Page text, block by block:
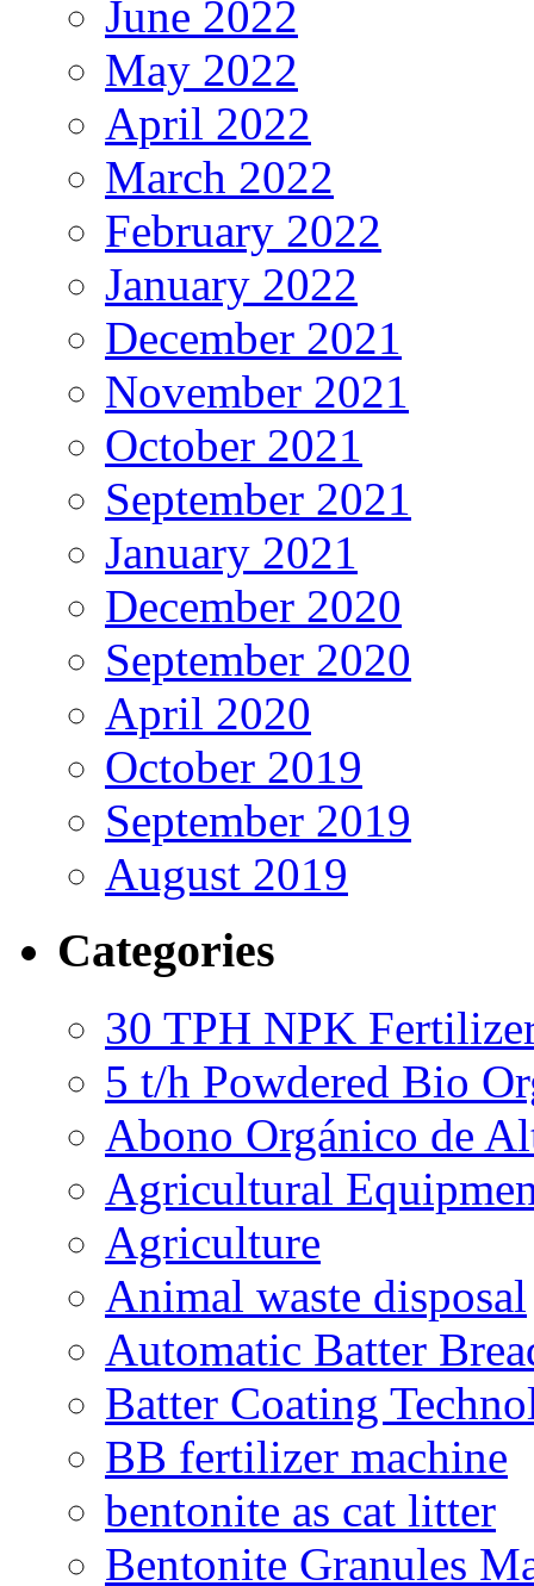
June 2022
May 2022
April 2022
March 2022
February 2022
January 2022
December 2021
November 2021
October 2021
September 2021
January 2021
December 2020
September 2020
April 2020
October 2019
September 2019
August 2019
Categories
30 TPH NPK
5 t/h Powdered Bio
Abono Orgánico de
Agricultural
Agriculture
Animal waste disposal
Automatic Batter
Batter Coating
BB fertilizer machine
bentonite as cat litter
Bentonite Granules